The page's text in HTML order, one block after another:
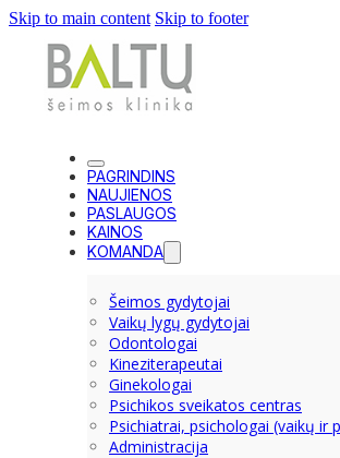
Skip to main content Skip to footer
PAGRINDINS
NAUJIENOS
PASLAUGOS
KAINOS
KOMANDA
Šeimos gydytojai
Vaikų lygų gydytojai
Odontologai
Kineziterapeutai
Ginekologai
Psichikos sveikatos centras
Psichiatrai, psichologai (vaikų ir
Administracija